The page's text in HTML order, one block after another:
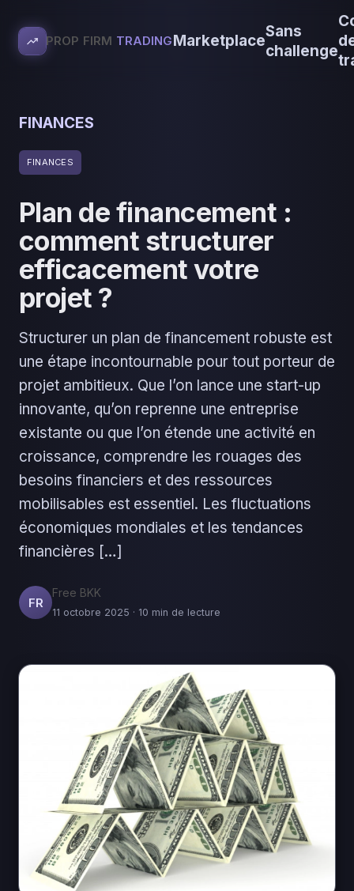
PROP FIRM TRADINGMarketplace
Sans
challenge
FINANCES
FINANCES
Plan de financement :
comment structurer
efficacement votre
projet ?
Structurer un plan de financement robuste est
une étape incontournable pour tout porteur de
projet ambitieux. Que l’on lance une start-up
innovante, qu’on reprenne une entreprise
existante ou que l’on étende une activité en
croissance, comprendre les rouages des
besoins financiers et des ressources
mobilisables est essentiel. Les fluctuations
économiques mondiales et les tendances
financières […]
FR
Free BKK
11 octobre 2025 · 10 min de lecture